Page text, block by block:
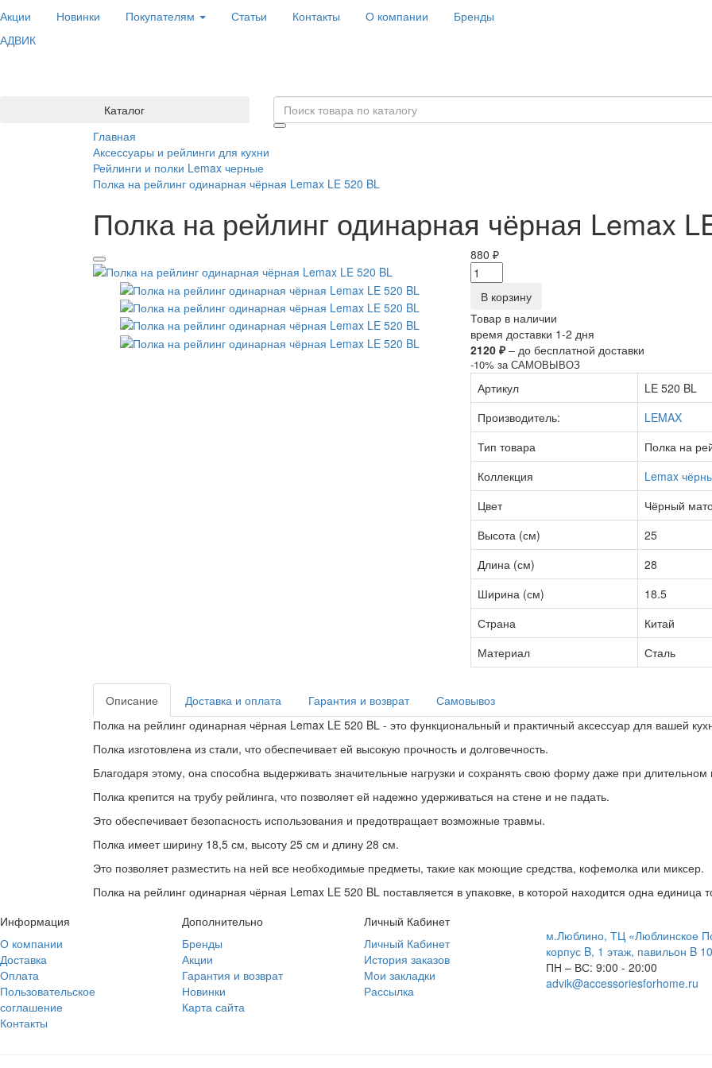
Акции Новинки Покупателям Статьи Контакты О компании Бренды
АДВИК
Каталог
Главная
Аксессуары и рейлинги для кухни
Рейлинги и полки Lemax черные
Полка на рейлинг одинарная чёрная Lemax LE 520 BL
Полка на рейлинг одинарная чёрная Lemax
880 ₽
В корзину
Товар в наличии
время доставки 1-2 дня
2120 ₽– до бесплатной доставки
-10% за САМОВЫВОЗ
Артикул
LE 520 BL
Производитель:
LEMAX
Тип товара
Полка на
Коллекция
Lemax
Цвет
Чёрный
Высота (см)
25
Длина (см)
28
Ширина (см)
18.5
Страна
Китай
Материал
Сталь
Описание Доставка и оплата Гарантия и возврат
Самовывоз
Полка на рейлинг одинарная чёрная Lemax LE 520 BL - это функциональный и практичный аксессуар для вашей
Полка изготовлена из стали, что обеспечивает ей высокую прочность и долговечность.
Благодаря этому, она способна выдерживать значительные нагрузки и сохранять свою форму даже при длительном
Полка крепится на трубу рейлинга, что позволяет ей надежно удерживаться на стене и не падать.
Это обеспечивает безопасность использования и предотвращает возможные травмы.
Полка имеет ширину 18,5 см, высоту 25 см и длину 28 см.
Это позволяет разместить на ней все необходимые предметы, такие как моющие средства, кофемолка или миксер.
Полка на рейлинг одинарная чёрная Lemax LE 520 BL поставляется в упаковке, в которой находится одна единица
Информация
О компании
Доставка
Оплата
Пользовательское
соглашение
Контакты
Дополнительно
Бренды
Акции
Гарантия и возврат
Новинки
Карта сайта
Личный Кабинет
Личный Кабинет
История заказов
Мои закладки
Рассылка
м.Люблино, ТЦ «Люблинское
корпус B, 1 этаж, павильон B
ПН – ВС: 9:00 - 20:00
advik@accessoriesforhome.ru